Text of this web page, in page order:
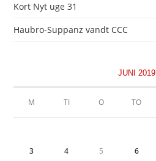
Kort Nyt uge 31
Haubro-Suppanz vandt CCC
JUNI 2019
M TI O TO
3 4 5 6